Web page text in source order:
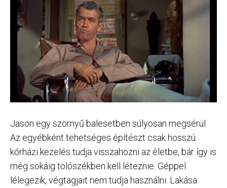
Jason egy szörnyű balesetben súlyosan megsérül.
Az egyébként tehetséges építészt csak hosszú
kórházi kezelés tudja visszahozni az életbe, bár így is
még sokáig tolószékben kell léteznie. Géppel
lélegezik, végtagjait nem tudja használni. Lakása